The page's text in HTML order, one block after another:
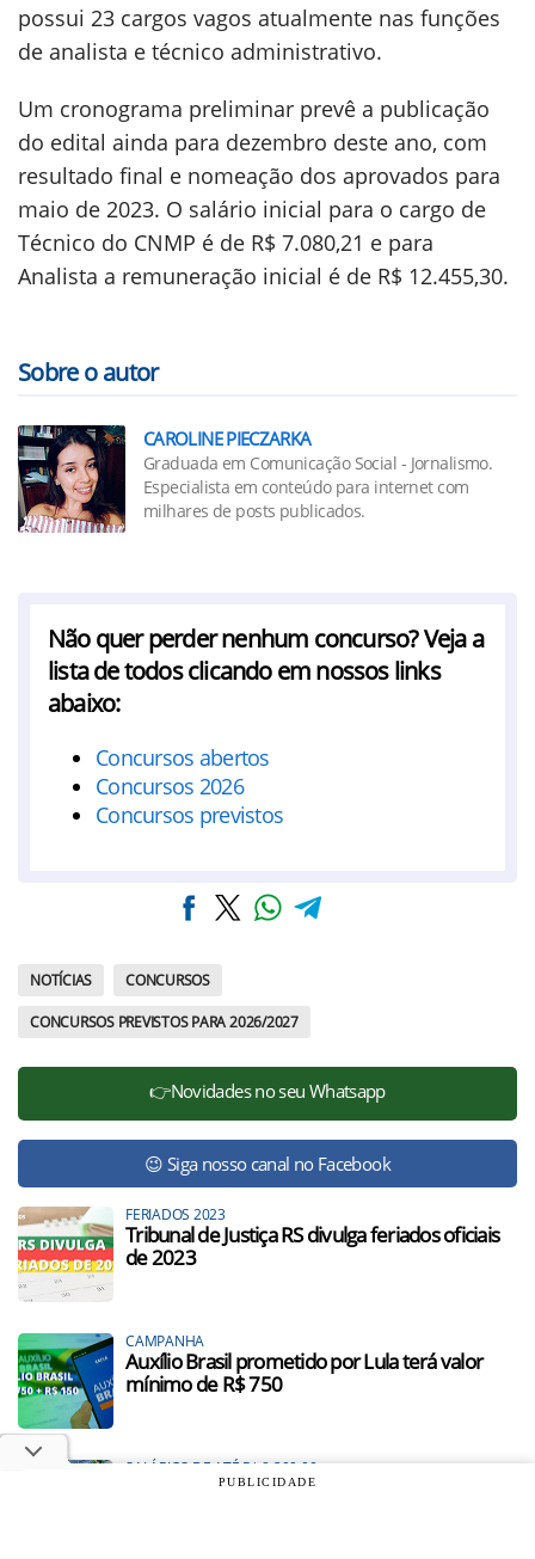
possui 23 cargos vagos atualmente nas funções
de analista e técnico administrativo.
Um cronograma preliminar prevê a publicação
do edital ainda para dezembro deste ano, com
resultado final e nomeação dos aprovados para
maio de 2023. O salário inicial para o cargo de
Técnico do CNMP é de R$ 7.080,21 e para
Analista a remuneração inicial é de R$ 12.455,30.
Sobre o autor
CAROLINE PIECZARKA
Graduada em Comunicação Social - Jornalismo.
Especialista em conteúdo para internet com
milhares de posts publicados.
Não quer perder nenhum concurso? Veja a
lista de todos clicando em nossos links
abaixo:
Concursos abertos
Concursos 2026
Concursos previstos
NOTÍCIAS CONCURSOS
CONCURSOS PREVISTOS PARA 2026/2027
👉Novidades no seu Whatsapp
😉 Siga nosso canal no Facebook
FERIADOS 2023
Tribunal de Justiça RS divulga feriados oficiais
de 2023
CAMPANHA
Auxílio Brasil prometido por Lula terá valor
mínimo de R$ 750
SALÁRIOS DE ATÉ R$ 8.300,00
Ministério da Saúde escolhe banca de seleção
PUBLICIDADE